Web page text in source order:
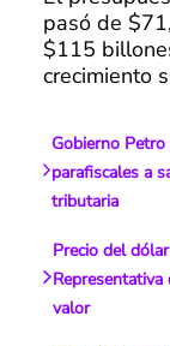
pasó de
$115
crecimiento
Gobierno
parafiscales a
tributaria
Precio del
valor